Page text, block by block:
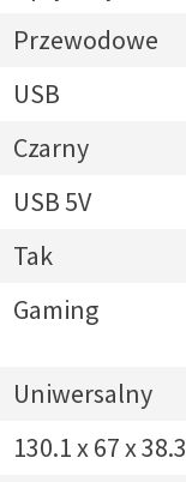
Przewodowe
USB
Czarny
USB 5V
Tak
Gaming
Uniwersalny
130.1 x 67 x